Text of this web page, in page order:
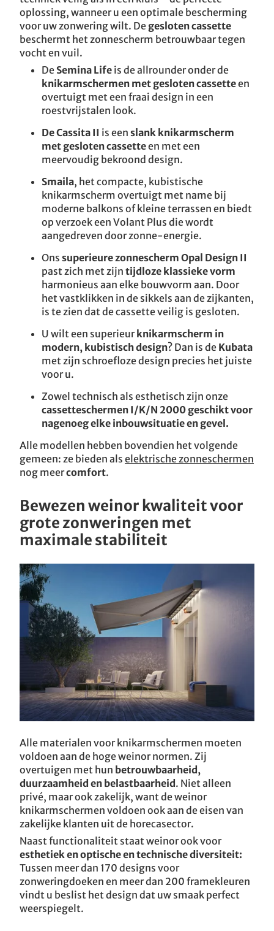
oplossing, wanneer u een optimale bescherming
voor uw zonwering wilt. De gesloten cassette
beschermt het zonnescherm betrouwbaar tegen
vocht en vuil.
De Semina Life is de allrounder onder de
knikarmschermen met gesloten cassetteen
overtuigt met een fraai design in een
roestvrijstalen look.
De Cassita II is een slank knikarmscherm
met gesloten cassetteen met een
meervoudig bekroond design.
Smaila, het compacte, kubistische
knikarmscherm overtuigt met name bij
moderne balkons of kleine terrassen en biedt
op verzoek een Volant Plus die wordt
aangedreven door zonne-energie.
Ons superieure zonnescherm Opal Design II
past zich met zijn tijdloze klassiekevorm
harmonieus aan elke bouwvorm aan. Door
het vastklikken in de sikkels aan de zijkanten,
is te zien dat de cassette veilig is gesloten.
U wilt een superieur knikarmscherm in
modern, kubistisch design? Dan is de Kubata
met zijn schroefloze design precies het juiste
voor u.
Zowel technisch als esthetisch zijn onze
cassetteschermen I/K/N 2000 geschikt voor
nagenoeg elke inbouwsituatie en gevel.
Alle modellen hebben bovendien het volgende
gemeen: ze bieden als elektrische zonneschermen
nog meercomfort.
Bewezen weinor kwaliteit voor
grote zonweringen met
maximale stabiliteit
Alle materialen voor knikarmschermen moeten
voldoen aan de hoge weinor normen. Zij
overtuigen met hun betrouwbaarheid,
duurzaamheid en belastbaarheid. Niet alleen
privé, maar ook zakelijk, want de weinor
knikarmschermen voldoen ook aan de eisen van
zakelijke klanten uit de horecasector.
Naast functionaliteit staat weinor ook voor
esthetiek en optische en technische diversiteit:
Tussen meer dan 170 designs voor
zonweringdoeken en meer dan 200 framekleuren
vindt u beslist het design dat uw smaak perfect
weerspiegelt.